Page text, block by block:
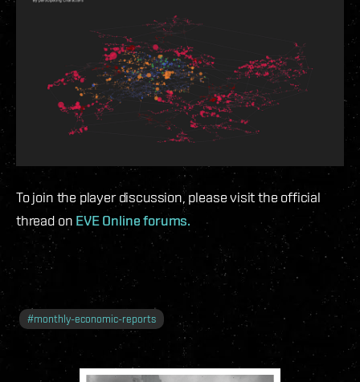
To join the player discussion, please visit the official
thread on EVE Online forums.
#monthly-economic-reports